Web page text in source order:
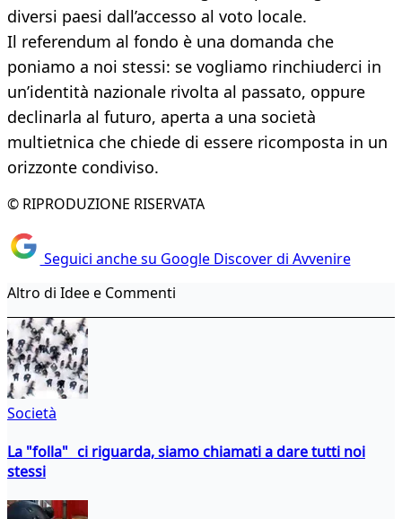
diversi paesi dall’accesso al voto locale.
Il referendum al fondo è una domanda che
poniamo a noi stessi: se vogliamo rinchiuderci in
un’identità nazionale rivolta al passato, oppure
declinarla al futuro, aperta a una società
multietnica che chiede di essere ricomposta in un
orizzonte condiviso.
© RIPRODUZIONE RISERVATA
Seguici anche su Google Discover di Avvenire
Altro di Idee e Commenti
Società
La "folla" ci riguarda, siamo chiamati a dare tutti noi
stessi